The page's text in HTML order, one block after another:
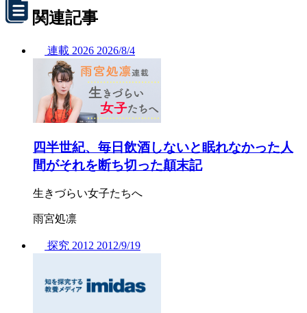
関連記事
連載 2026 2026/8/4
四半世紀、毎日飲酒しないと眠れなかった人
間がそれを断ち切った顛末記
生きづらい女子たちへ
雨宮処凛
探究 2012 2012/9/19